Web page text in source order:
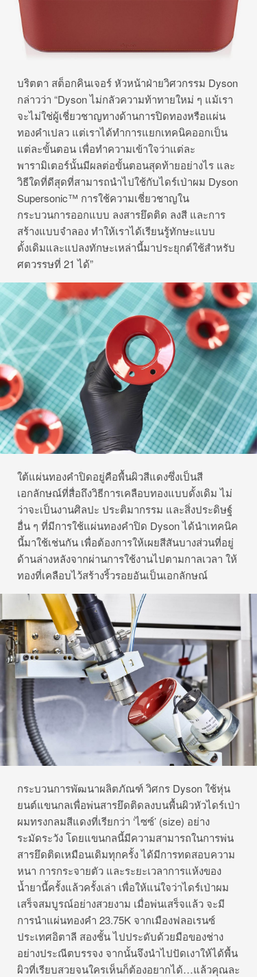
บริตตา สต็อกคินเจอร์ หัวหน้าฝ่ายวิศวกรรม Dyson
กล่าวว่า “Dyson ไม่กลัวความท้าทายใหม่ ๆ แม้เรา
จะไม่ใช่ผู้เชี่ยวชาญทางด้านการปิดทองหรือแผ่น
ทองคำเปลว แต่เราได้ทำการแยกเทคนิคออกเป็น
แต่ละขั้นตอน เพื่อทำความเข้าใจว่าแต่ละ
พารามิเตอร์นั้นมีผลต่อขั้นตอนสุดท้ายอย่างไร และ
วิธีใดที่ดีสุดที่สามารถนำไปใช้กับไดร์เป่าผม Dyson
Supersonic™ การใช้ความเชี่ยวชาญใน
กระบวนการออกแบบ ลงสารยึดติด ลงสี และการ
สร้างแบบจำลอง ทำให้เราได้เรียนรู้ทักษะแบบ
ดั้งเดิมและแปลงทักษะเหล่านี้มาประยุกต์ใช้สำหรับ
ศตวรรษที่ 21 ได้”
ใต้แผ่นทองคำปิดอยู่คือพื้นผิวสีแดงซึ่งเป็นสี
เอกลักษณ์ที่สื่อถึงวิธีการเคลือบทองแบบดั้งเดิม ไม่
ว่าจะเป็นงานศิลปะ ประติมากรรม และสิ่งประดิษฐ์
อื่น ๆ ที่มีการใช้แผ่นทองคำปิด Dyson ได้นำเทคนิค
นี้มาใช้เช่นกัน เพื่อต้องการให้เผยสีสันบางส่วนที่อยู่
ด้านล่างหลังจากผ่านการใช้งานไปตามกาลเวลา ให้
ทองที่เคลือบไว้สร้างริ้วรอยอันเป็นเอกลักษณ์
กระบวนการพัฒนาผลิตภัณฑ์ วิศกร Dyson ใช้หุ่น
ยนต์แขนกลเพื่อพ่นสารยึดติดลงบนพื้นผิวหัวไดร์เป่า
ผมทรงกลมสีแดงที่เรียกว่า ‘ไซซ์’ (size) อย่าง
ระมัดระวัง โดยแขนกลนี้มีความสามารถในการพ่น
สารยึดติดเหมือนเดิมทุกครั้ง ได้มีการทดสอบความ
หนา การกระจายตัว และระยะเวลาการแห้งของ
น้ำยานี้ครั้งแล้วครั้งเล่า เพื่อให้แน่ใจว่าไดร์เป่าผม
เสร็จสมบูรณ์อย่างสวยงาม เมื่อพ่นเสร็จแล้ว จะมี
การนำแผ่นทองคำ 23.75K จากเมืองฟลอเรนซ์
ประเทศอิตาลี สองชั้น ไปประดับด้วยมือของช่าง
อย่างประณีตบรรจง จากนั้นจึงนำไปปัดเงาให้ได้พื้น
ผิวที่เรียบสวยจนใครเห็นก็ต้องอยากได้…แล้วคุณละ